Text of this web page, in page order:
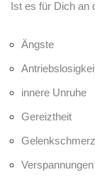
Ist es für Dich an
Ängste
innere Unruhe
Gereiztheit
Verspannungen